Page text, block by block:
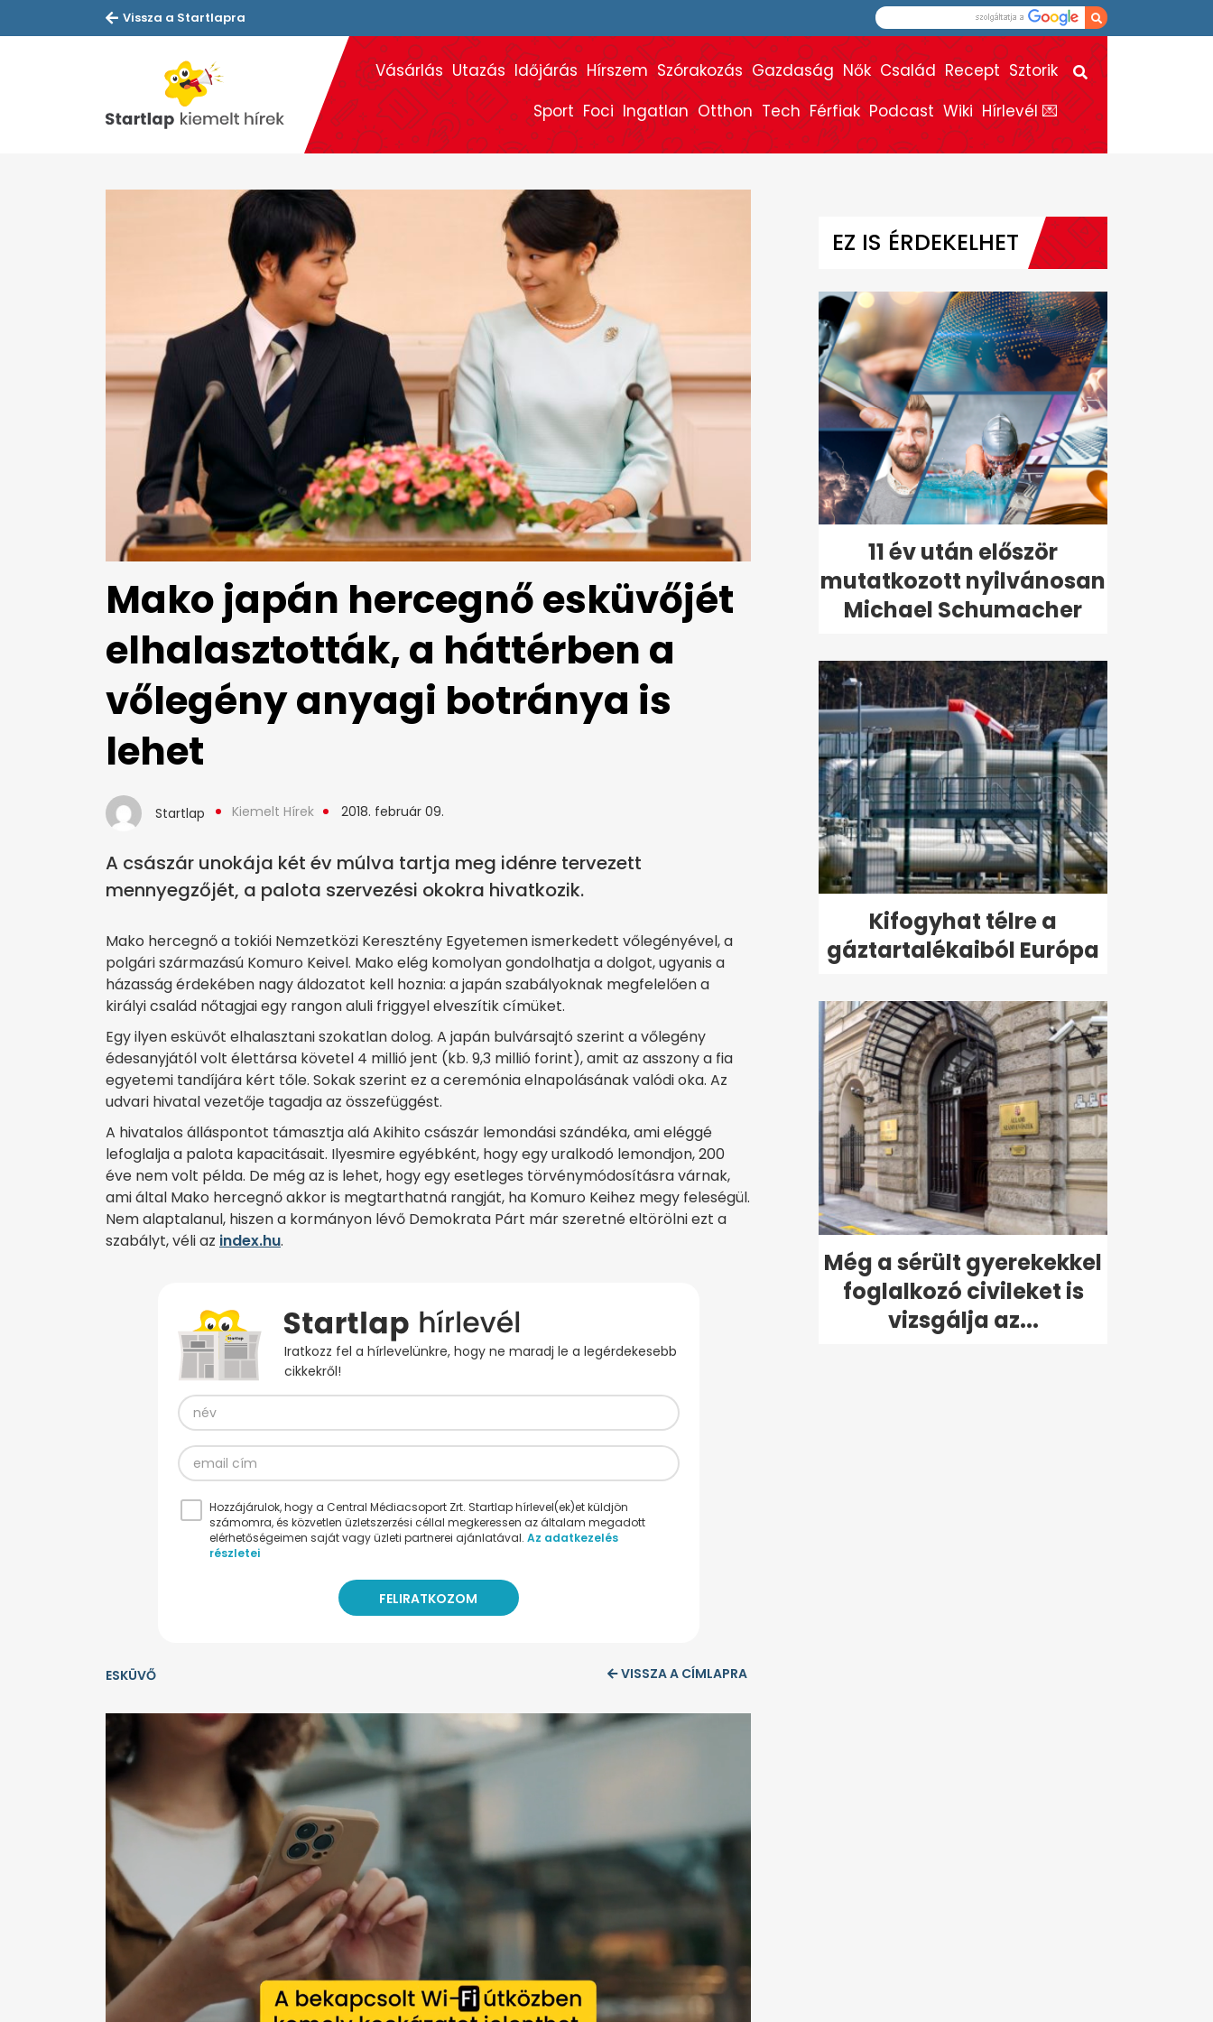
Vissza a Startlapra
Vásárlás Utazás Időjárás Hírszem Szórakozás Gazdaság Nők Család Recept Sztorik
Sport Foci Ingatlan Otthon Tech Férfiak Podcast Wiki Hírlevél 💌
Mako japán hercegnő esküvőjét
elhalasztották, a háttérben a
vőlegény anyagi botránya is
lehet
Startlap Kiemelt Hírek 2018. február 09.
A császár unokája két év múlva tartja meg idénre tervezett
mennyegzőjét, a palota szervezési okokra hivatkozik.
Mako hercegnő a tokiói Nemzetközi Keresztény Egyetemen ismerkedett vőlegényével, a
polgári származású Komuro Keivel. Mako elég komolyan gondolhatja a dolgot, ugyanis a
házasság érdekében nagy áldozatot kell hoznia: a japán szabályoknak megfelelően a
királyi család nőtagjai egy rangon aluli friggyel elveszítik címüket.
Egy ilyen esküvőt elhalasztani szokatlan dolog. A japán bulvársajtó szerint a vőlegény
édesanyjától volt élettársa követel 4 millió jent (kb. 9,3 millió forint), amit az asszony a fia
egyetemi tandíjára kért tőle. Sokak szerint ez a ceremónia elnapolásának valódi oka. Az
udvari hivatal vezetője tagadja az összefüggést.
A hivatalos álláspontot támasztja alá Akihito császár lemondási szándéka, ami eléggé
lefoglalja a palota kapacitásait. Ilyesmire egyébként, hogy egy uralkodó lemondjon, 200
éve nem volt példa. De még az is lehet, hogy egy esetleges törvénymódosításra várnak,
ami által Mako hercegnő akkor is megtarthatná rangját, ha Komuro Keihez megy feleségül.
Nem alaptalanul, hiszen a kormányon lévő Demokrata Párt már szeretné eltörölni ezt a
szabályt, véli az index.hu.
Iratkozz fel a hírlevelünkre, hogy ne maradj le a legérdekesebb
cikkekről!
Hozzájárulok, hogy a Central Médiacsoport Zrt. Startlap hírlevel(ek)et küldjön
számomra, és közvetlen üzletszerzési céllal megkeressen az általam megadott
elérhetőségeimen saját vagy üzleti partnerei ajánlatával. Az adatkezelés
részletei
ESKÜVŐ VISSZA A CÍMLAPRA
EZ IS ÉRDEKELHET
11 év után először
mutatkozott nyilvánosan
Michael Schumacher
Kifogyhat télre a
gáztartalékaiból Európa
Még a sérült gyerekekkel
foglalkozó civileket is
vizsgálja az...